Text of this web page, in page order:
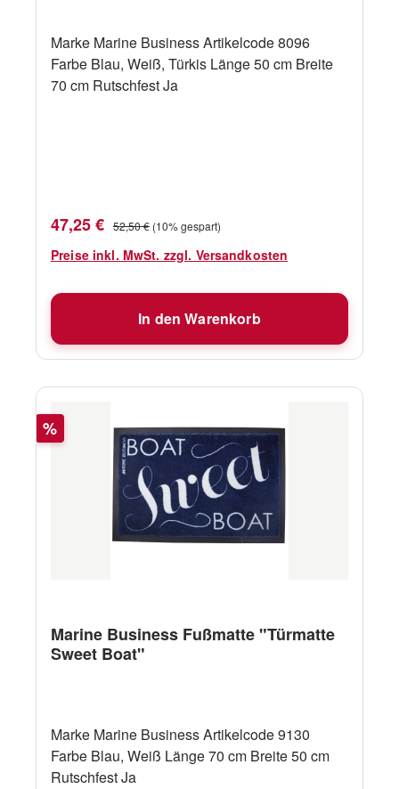
Marke Marine Business Artikelcode 8096
Farbe Blau, Weiß, Türkis Länge 50 cm Breite
70 cm Rutschfest Ja
Verkaufspreis:
47,25 € Regulärer Preis:
52,50 € (10% gespart)
Preise inkl. MwSt. zzgl. Versandkosten
In den Warenkorb
Rabatt
%
Marine Business Fußmatte "Türmatte
Sweet Boat"
Marke Marine Business Artikelcode 9130
Farbe Blau, Weiß Länge 70 cm Breite 50 cm
Rutschfest Ja